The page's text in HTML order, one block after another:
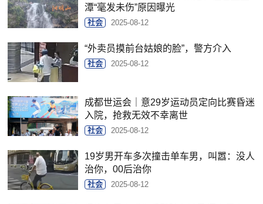
潭“毫发未伤”原因曝光
社会 2025-08-12
“外卖员摸前台姑娘的脸”，警方介入
社会 2025-08-12
成都世运会｜意29岁运动员定向比赛昏迷
入院，抢救无效不幸离世
社会 2025-08-12
19岁男开车多次撞击单车男，叫嚣：没人
治你，00后治你
社会 2025-08-12